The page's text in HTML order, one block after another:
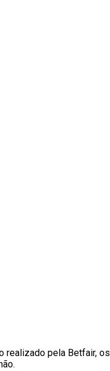
realizado pela Betfair, os